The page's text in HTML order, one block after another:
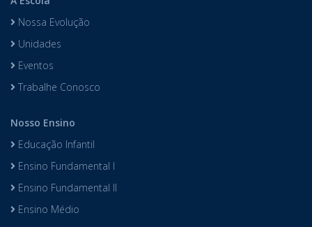
Nossa Evolução
Unidades
Eventos
Trabalhe Conosco
Nosso Ensino
Educação Infantil
Ensino Fundamental I
Ensino Fundamental II
Ensino Médio